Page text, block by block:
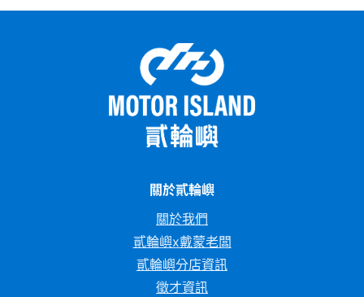
關於貳輪嶼
關於我們
貳輪嶼x戴蒙老闆
貳輪嶼分店資訊
徵才資訊